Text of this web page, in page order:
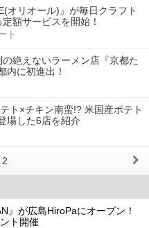
オリオール)』が毎日クラフト
額サービスを開始！
ト
の絶えないラーメン店『京都た
内に初進出！
ト×チキン南蛮!? 米国産ポテト
場した6店を紹介
2
』が広島HiroPaにオープン！
ト開催